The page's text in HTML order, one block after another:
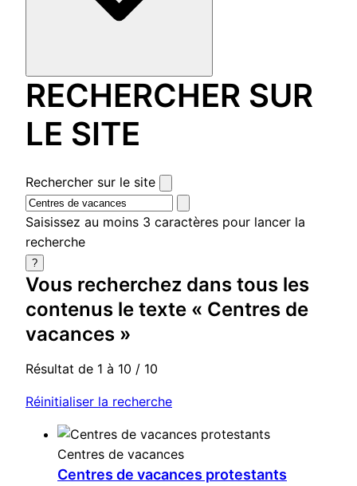
RECHERCHER SUR
LE SITE
Rechercher sur le site
Saisissez au moins 3 caractères pour lancer la
recherche
?
Vous recherchez dans tous les
contenus le texte « Centres de
vacances »
Résultat de 1 à 10 / 10
Réinitialiser la recherche
Centres de vacances
Centres de vacances protestants